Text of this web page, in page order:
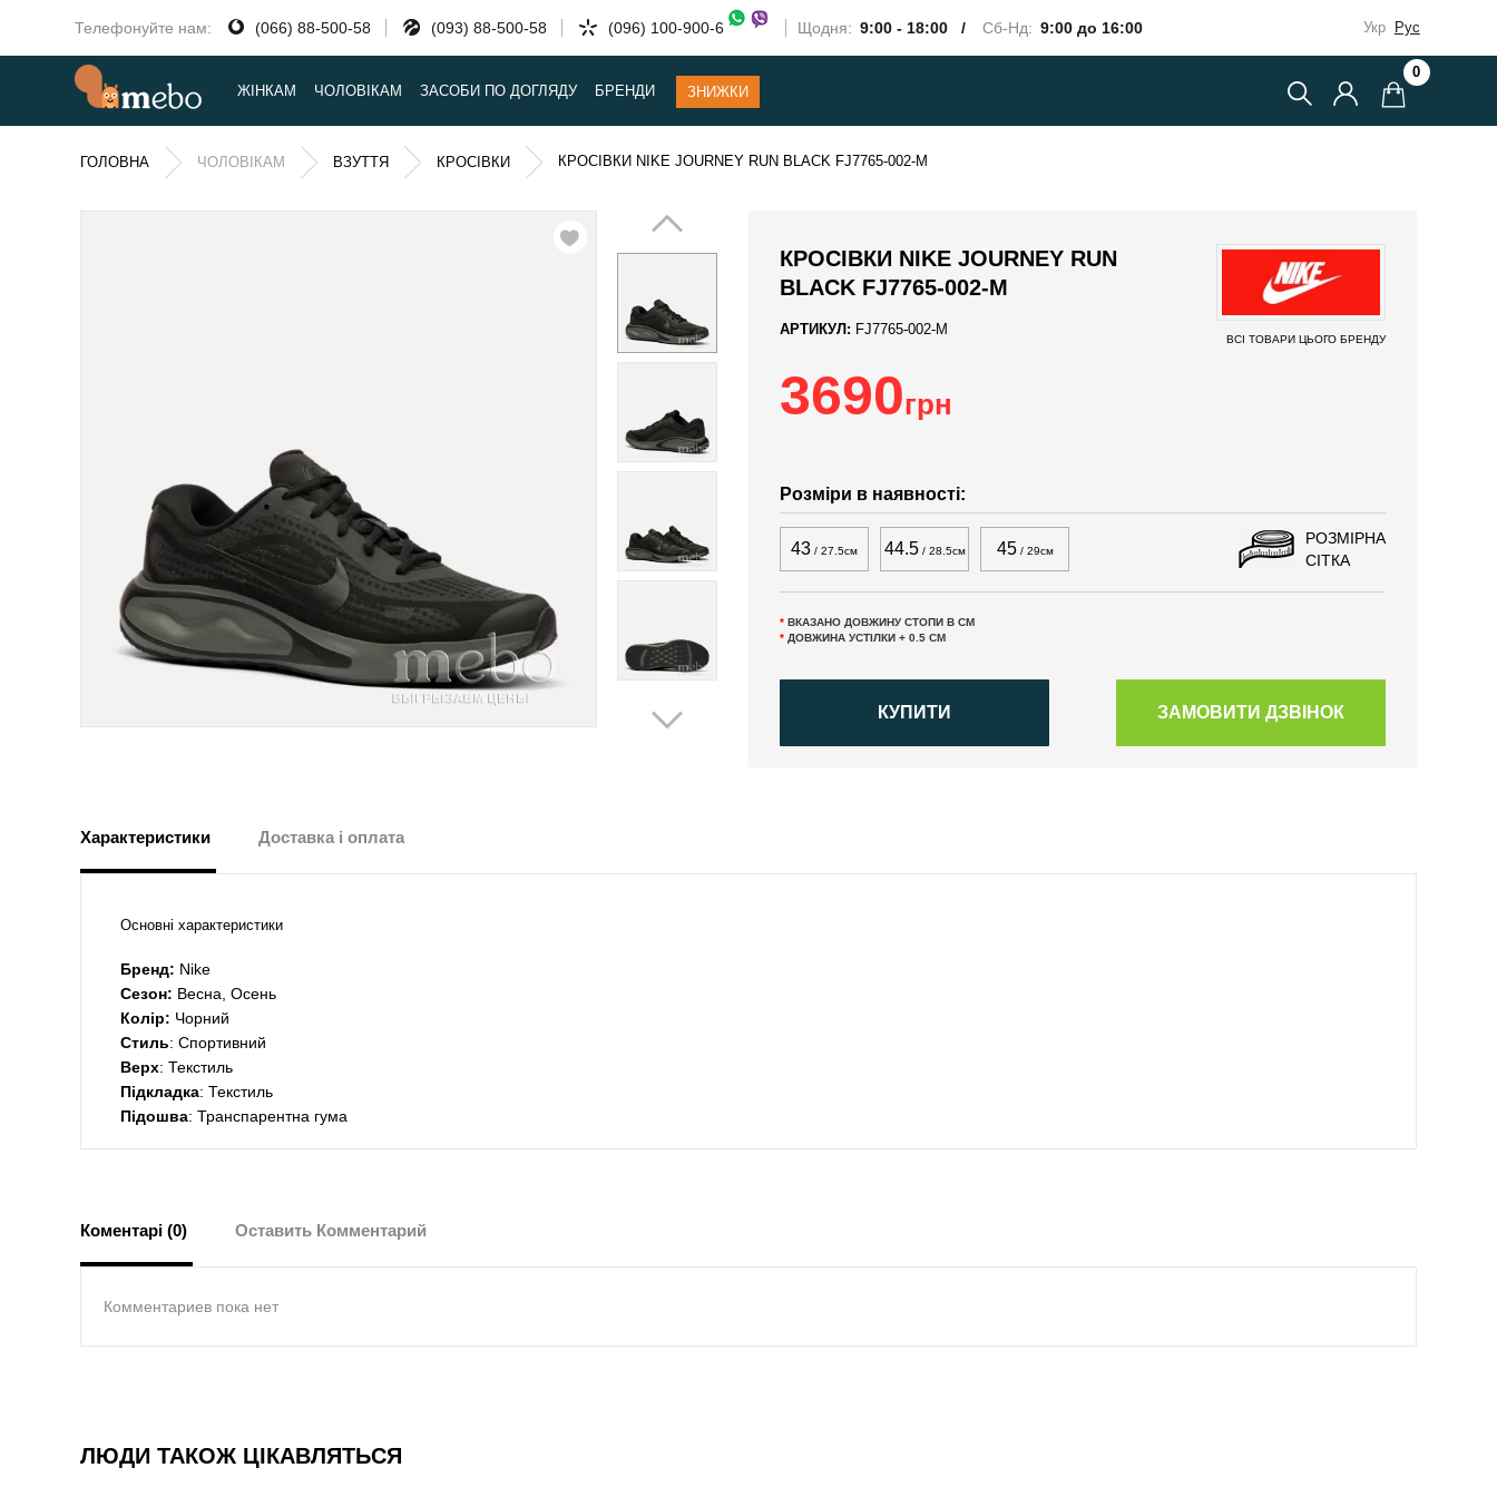
Телефонуйте нам: (066) 88-500-58 (093) 88-500-58 (096) 100-900-6 Щодня: 9:00 - 18:00 / Сб-Нд: 9:00 до 16:00 Укр Рус
ЖІНКАМ ЧОЛОВІКАМ ЗАСОБИ ПО ДОГЛЯДУ БРЕНДИ ЗНИЖКИ
0
ГОЛОВНА ЧОЛОВІКАМ ВЗУТТЯ КРОСІВКИ КРОСІВКИ NIKE JOURNEY RUN BLACK FJ7765-002-M
КРОСІВКИ NIKE JOURNEY RUN
BLACK FJ7765-002-M
АРТИКУЛ: FJ7765-002-M
ВСІ ТОВАРИ ЦЬОГО БРЕНДУ
3690грн
Розміри в наявності:
43 / 27.5см 44.5/ 28.5см 45/ 29см
РОЗМІРНА
СІТКА
* ВКАЗАНО ДОВЖИНУ СТОПИ В СМ
* ДОВЖИНА УСТІЛКИ + 0.5 СМ
КУПИТИ
Характеристики Доставка і оплата
Основні характеристики
Бренд: Nike
Сезон: Весна, Осень
Колір: Чорний
Стиль: Спортивний
Верх: Текстиль
Підкладка: Текстиль
Підошва: Транспарентна гума
Коментарі (0) Оставить Комментарий
Комментариев пока нет
ЛЮДИ ТАКОЖ ЦІКАВЛЯТЬСЯ